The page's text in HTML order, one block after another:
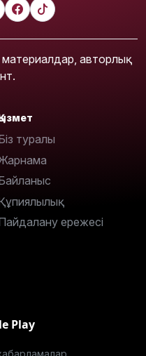
авторлық
туралы
ережесі
Play